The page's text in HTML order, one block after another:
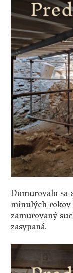
Domurovalo sa
minulých rokov
zamurovaný
zasypaná.